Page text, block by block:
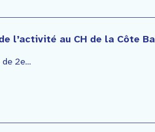
l’activité au CH de la Côte
2e...